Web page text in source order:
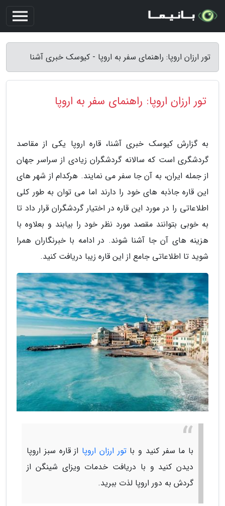
تور ارزان اروپا: راهنمای سفر به اروپا - کیوسک خبری آشنا
تور ارزان اروپا: راهنمای سفر به اروپا
به گزارش کیوسک خبری آشنا، قاره اروپا یکی از مقاصد
گردشگری است که سالانه گردشگران زیادی از سراسر جهان
از جمله ایران، به آن جا سفر می نمایند. هرکدام از شهر های
این قاره جاذبه های خود را دارند اما می توان به طور کلی
اطلاعاتی را در مورد این قاره در اختیار گردشگران قرار داد تا
به خوبی بتوانند مقصد مورد نظر خود را بیابند و بعلاوه با
هزینه های آن جا آشنا شوند. در ادامه با خبرنگاران همرا
شوید تا اطلاعاتی جامع از این قاره زیبا دریافت کنید.
با ما سفر کنید و باتور ارزان اروپا از قاره سبز اروپا
دیدن کنید و با دریافت خدمات ویزای شینگن از
گردش به دور اروپا لذت ببرید.